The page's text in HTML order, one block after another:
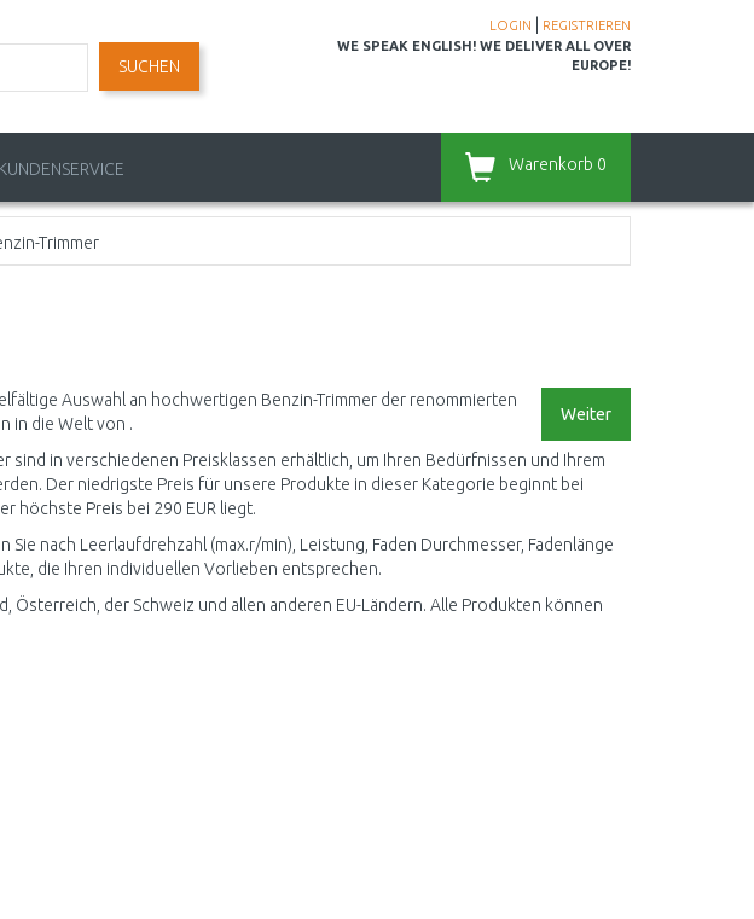
LOGIN
REGISTRIEREN
WE SPEAK ENGLISH! WE DELIVER ALL OVER
EUROPE!
SUCHEN
KUNDENSERVICE Warenkorb 0
Trimmer
Weiter
Auswahl an hochwertigen Benzin-Trimmer der renommierten
in die Welt von .
sind in verschiedenen Preisklassen erhältlich, um Ihren Bedürfnissen und Ihrem
Der niedrigste Preis für unsere Produkte in dieser Kategorie beginnt bei
höchste Preis bei 290 EUR liegt.
Sie nach Leerlaufdrehzahl (max.r/min), Leistung, Faden Durchmesser, Fadenlänge
die Ihren individuellen Vorlieben entsprechen.
Österreich, der Schweiz und allen anderen EU-Ländern. Alle Produkten können